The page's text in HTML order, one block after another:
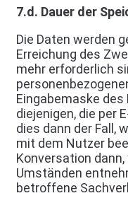
7.d. Dauer der
Die Daten werden
Erreichung des
mehr erforderlich
Eingabemaske
diejenigen, die per
dies dann der Fall,
mit dem Nutzer
Konversation
Umständen
betroffene